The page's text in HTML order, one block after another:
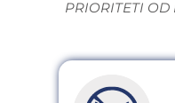
PRIORITETI OD